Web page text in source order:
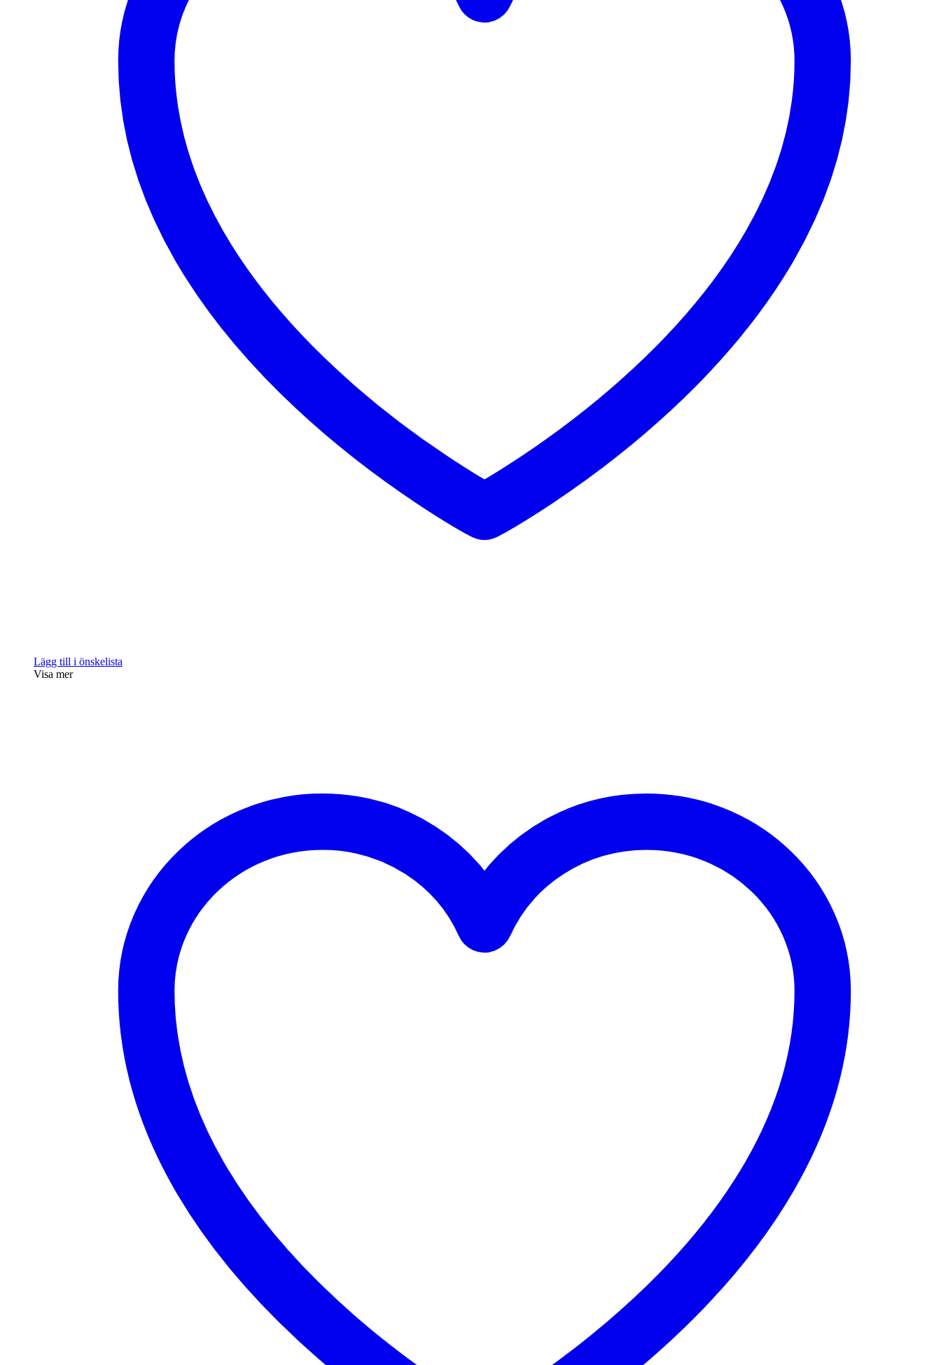
Lägg till i önskelista
Visa mer